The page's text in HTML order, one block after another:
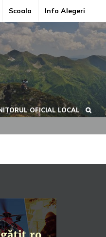
Scoala Info Alegeri
OFICIAL LOCAL